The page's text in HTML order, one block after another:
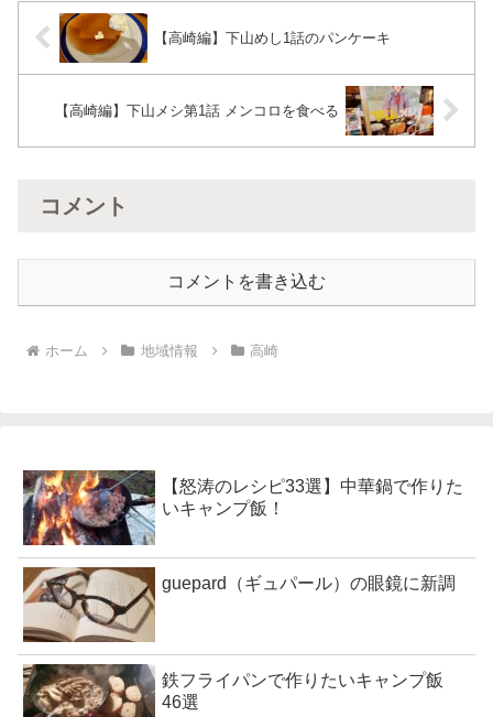
【高崎編】下山めし1話のパンケーキ
【高崎編】下山メシ第1話 メンコロを食べる
コメント
コメントを書き込む
ホーム 地域情報 高崎
【怒涛のレシピ33選】中華鍋で作りた
いキャンプ飯！
guepard（ギュパール）の眼鏡に新調
鉄フライパンで作りたいキャンプ飯
46選